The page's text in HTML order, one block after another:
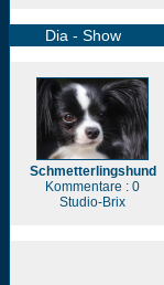
Dia - Show
Schmetterlingshund
Kommentare : 0
Studio-Brix